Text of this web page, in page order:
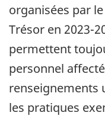
organisées par
Trésor en 2023-
permettent
personnel
renseignements
les pratiques